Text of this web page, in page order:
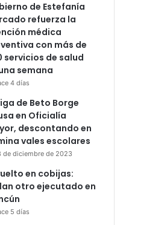
de Estefanía
refuerza la
médica
con más de
servicios de salud
semana
4 días
de Beto Borge
en Oficialía
descontando en
vales escolares
de diciembre de 2023
en cobijas:
otro ejecutado en
5 días